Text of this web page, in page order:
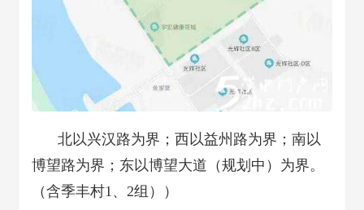
北以兴汉路为界；西以益州路为界；南以
博望路为界；东以博望大道（规划中）为界。
（含季丰村1、2组））